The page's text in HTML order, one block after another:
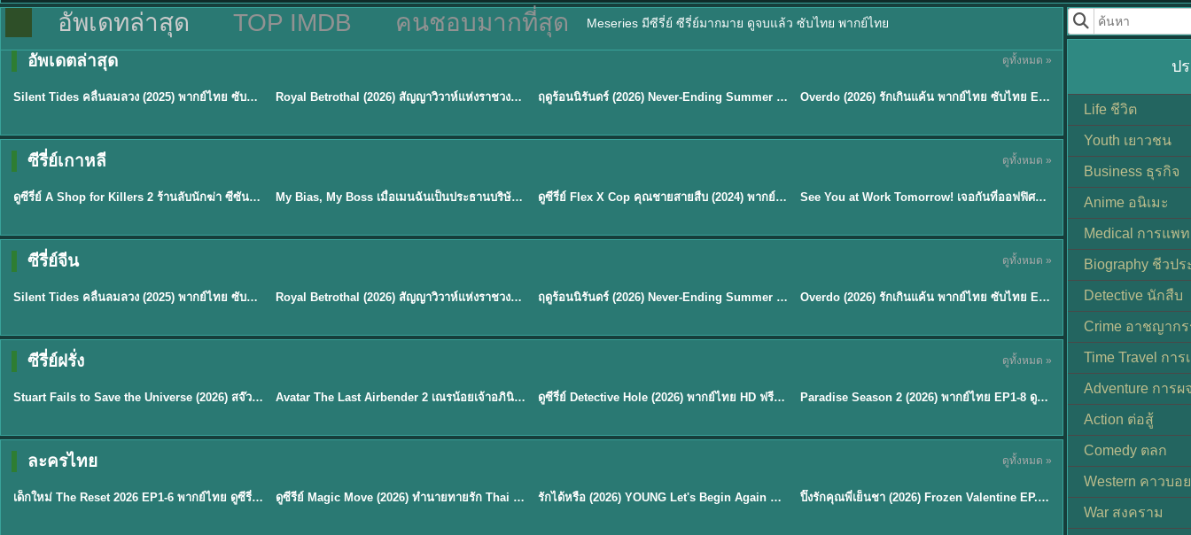
อัพเดทล่าสุด TOP IMDB คนชอบมากที่สุด Meseries มีซีรี่ย์ ซีรี่ย์มากมาย ดูจบแล้ว ซับไทย พากย์ไทย
อัพเดตล่าสุด ดูทั้งหมด »
★9.5
พากย์ไทย
Silent Tides คลื่นลมลวง (2025) พากย์ไทย ซับไทย EP.1-31 ★9 Royal Betrothal (2026) สัญญาวิวาห์แห่งราชวงศ์ พากย์ไทย ซับไทย EP1-32 ★8.8 ฤดูร้อนนิรันดร์ (2026) Never-Ending Summer พากย์ไทย EP.1-29 Overdo (2026) รักเกินแค้น พากย์ไทย ซับไทย EP1-33 (จบ)
ซีรี่ย์เกาหลี ดูทั้งหมด »
★8 EP.16
พากย์ไทย
ดูซีรี่ย์ A Shop for Killers 2 ร้านลับนักฆ่า ซีซัน 2 (2026) ซับไทย-พากย์ไทย My Bias, My Boss เมื่อเมนฉันเป็นประธานบริษัท (2026) พากย์ไทย ซับไทย EP.1-12 ★8 EP.16ดูซีรี่ย์ Flex X Cop คุณชายสายสืบ (2024) พากย์ไทย-ซับไทย EP.1-16 (จบ) ★9 EP.8See You at Work Tomorrow! เจอกันที่ออฟฟิศพรุ่งนี้นะ พากย์ไทย
ซีรี่ย์จีน ดูทั้งหมด »
★9.5
พากย์ไทย
Silent Tides คลื่นลมลวง (2025) พากย์ไทย ซับไทย EP.1-31 ★9 Royal Betrothal (2026) สัญญาวิวาห์แห่งราชวงศ์ พากย์ไทย ซับไทย EP1-32 ★8.8 ฤดูร้อนนิรันดร์ (2026) Never-Ending Summer พากย์ไทย EP.1-29 Overdo (2026) รักเกินแค้น พากย์ไทย ซับไทย EP1-33 (จบ)
ซีรี่ย์ฝรั่ง ดูทั้งหมด »
★8.8 EP.2
พากย์ไทย
Stuart Fails to Save the Universe (2026) สจ๊วตล่มแผนกู้จักรวาล พากย์ไทย EP1-10 ★7.8 EP.7Avatar The Last Airbender 2 เณรน้อยเจ้าอภินิหาร พากย์ไทย EP.9ดูซีรี่ย์ Detective Hole (2026) พากย์ไทย HD ฟรี อัปเดตล่าสุด Netflix EP.8Paradise Season 2 (2026) พากย์ไทย EP1-8 ดูซีรี่ย์ฝรั่ง HD ครบทุกตอน
ละครไทย ดูทั้งหมด »
★ 8 EP.6
พากย์ไทย
เด็กใหม่ The Reset 2026 EP1-6 พากย์ไทย ดูซีรี่ย์ Netflix ล่าสุด HD ดูซีรีย์ Magic Move (2026) ทำนายทายรัก Thai EP.1-10 HD รักได้หรือ (2026) YOUNG Let's Begin Again พากย์ไทย EP.1-19 ★8 ปิ๊งรักคุณพี่เย็นชา (2026) Frozen Valentine EP.1-10 (จบ)
ป
Life ชีวิต
Youth เยาวชน
Business ธุรกิจ
Anime อนิเมะ
Medical การแพ
Biography ชีวปร
Detective นักสืบ
Crime อาชญาก
Time Travel กา
Adventure การ
Action ต่อสู้
Comedy ตลก
Western คาวบอ
War สงคราม